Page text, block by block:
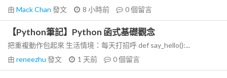
由 Mack Chan 發文 8 小時前 0個留言
【Python筆記】Python 函式基礎觀念
把重複動作包起來 生活情境：每天打招呼 def say_hello():...
由 reneezhu 發文 1 天前 0個留言